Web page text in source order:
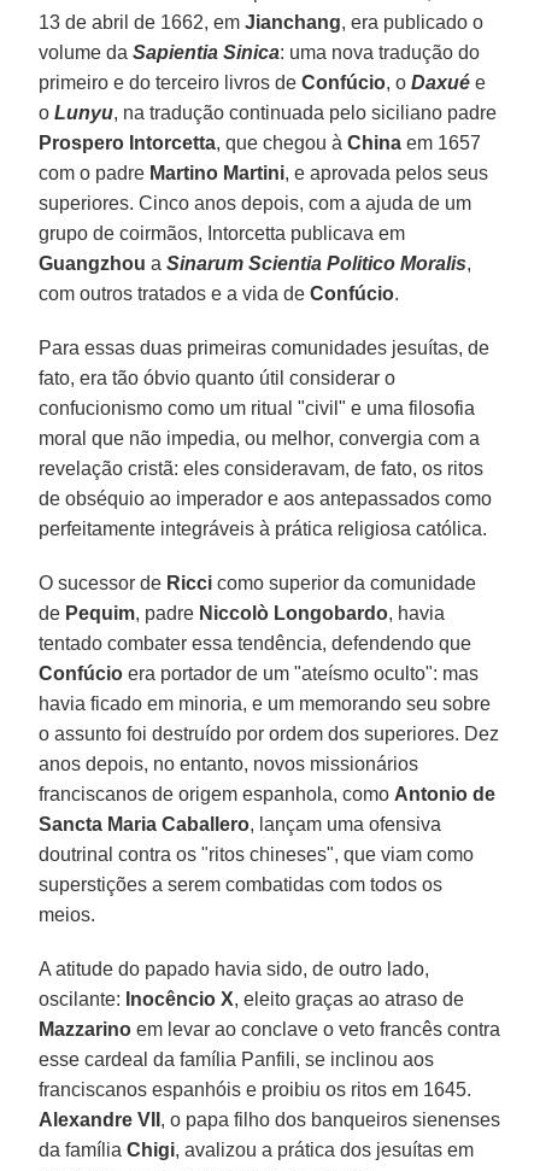
13 de abril de 1662, emJianchang, era publicado o
volume daSapientia Sinica: uma nova tradução do
primeiro e do terceiro livros deConfúcio, oDaxué e
oLunyu, na tradução continuada pelo siciliano padre
Prospero Intorcetta, que chegou àChina em 1657
com o padre Martino Martini, e aprovada pelos seus
superiores. Cinco anos depois, com a ajuda de um
grupo de coirmãos, Intorcetta publicava em
Guangzhou aSinarum Scientia Politico Moralis,
com outros tratados e a vida deConfúcio.
Para essas duas primeiras comunidades jesuítas, de
fato, era tão óbvio quanto útil considerar o
confucionismo como um ritual "civil" e uma filosofia
moral que não impedia, ou melhor, convergia com a
revelação cristã: eles consideravam, de fato, os ritos
de obséquio ao imperador e aos antepassados como
perfeitamente integráveis à prática religiosa católica.
O sucessor de Ricci como superior da comunidade
de Pequim, padre Niccolò Longobardo, havia
tentado combater essa tendência, defendendo que
Confúcio era portador de um "ateísmo oculto": mas
havia ficado em minoria, e um memorando seu sobre
o assunto foi destruído por ordem dos superiores. Dez
anos depois, no entanto, novos missionários
franciscanos de origem espanhola, como Antonio de
Sancta Maria Caballero, lançam uma ofensiva
doutrinal contra os "ritos chineses", que viam como
superstições a serem combatidas com todos os
meios.
A atitude do papado havia sido, de outro lado,
oscilante: Inocêncio X, eleito graças ao atraso de
Mazzarino em levar ao conclave o veto francês contra
esse cardeal da família Panfili, se inclinou aos
franciscanos espanhóis e proibiu os ritos em 1645.
Alexandre VII , o papa filho dos banqueiros sienenses
da famíliaChigi, avalizou a prática dos jesuítas em